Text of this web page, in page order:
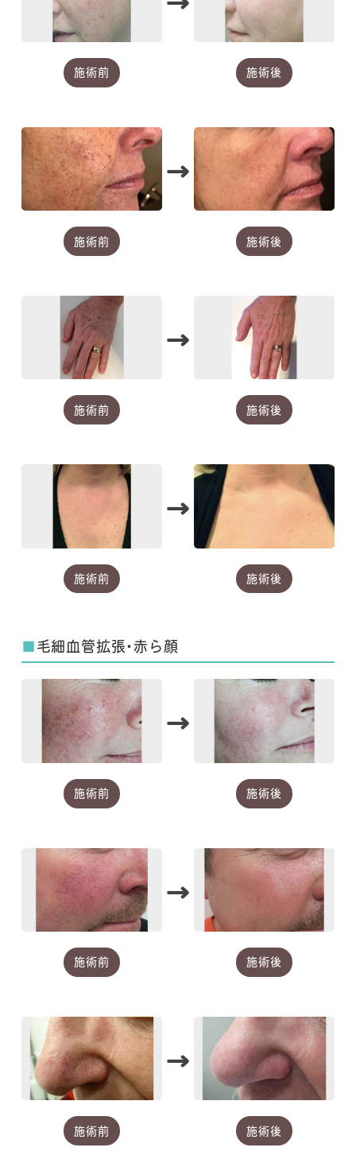
施術前 施術後
施術前
→
施術後
施術前
→
施術後
施術前
→
施術後
■毛細血管拡張・赤ら顔
施術前
→
施術後
施術前
→
施術後
施術前
→
施術後